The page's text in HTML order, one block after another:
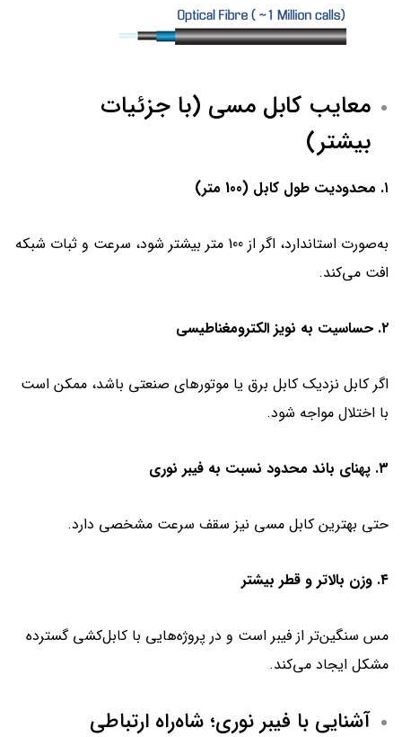
معایب کابل مسی (با جزئیات
بیشتر)
۱. محدودیت طول کابل (100 متر)
به‌صورت استاندارد، اگر از 100 متر بیشتر شود، سرعت و ثبات شبکه
افت می‌کند.
۲. حساسیت به نویز الکترومغناطیسی
اگر کابل نزدیک کابل برق یا موتورهای صنعتی باشد، ممکن است
با اختلال مواجه شود.
۳. پهنای باند محدود نسبت به فیبر نوری
حتی بهترین کابل مسی نیز سقف سرعت مشخصی دارد.
۴. وزن بالاتر و قطر بیشتر
مس سنگین‌تر از فیبر است و در پروژه‌هایی با کابل‌کشی گسترده
مشکل ایجاد می‌کند.
آشنایی با فیبر نوری؛ شاه‌راه ارتباطی